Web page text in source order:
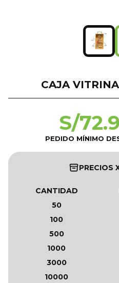
CAJA
S/
PEDIDO MÍNIMO
PRECIOS
CANTIDAD
50
100
500
1000
3000
10000